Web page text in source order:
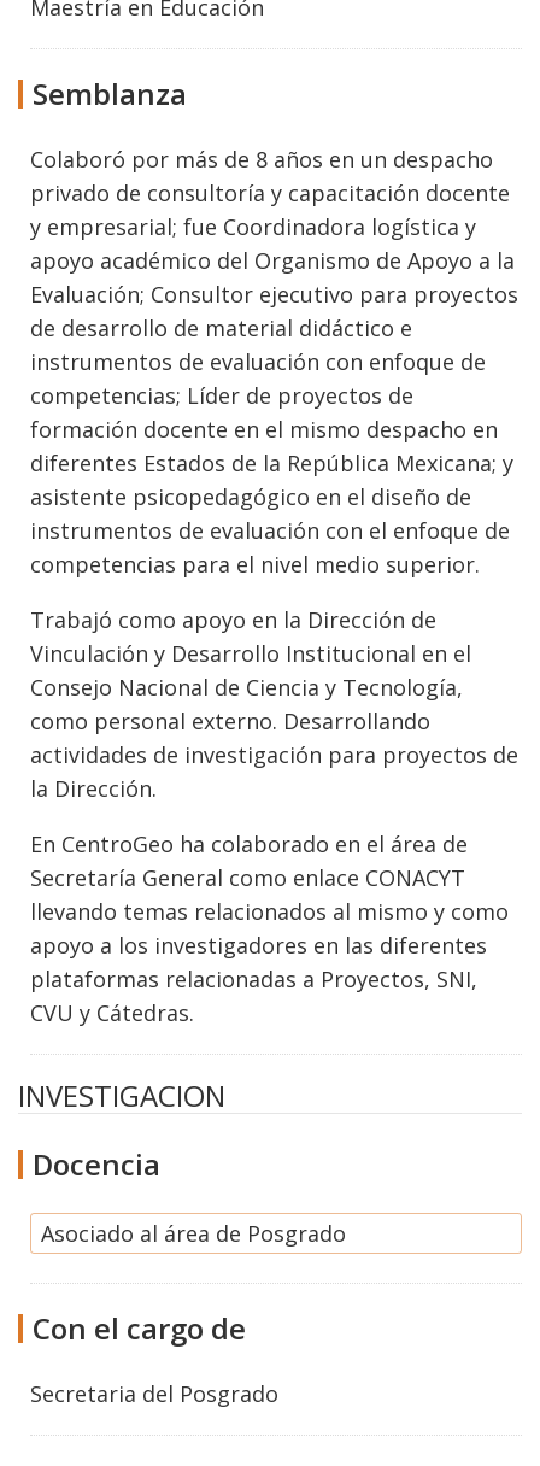
Maestría en Educación
Semblanza
Colaboró por más de 8 años en un despacho
privado de consultoría y capacitación docente
y empresarial; fue Coordinadora logística y
apoyo académico del Organismo de Apoyo a la
Evaluación; Consultor ejecutivo para proyectos
de desarrollo de material didáctico e
instrumentos de evaluación con enfoque de
competencias; Líder de proyectos de
formación docente en el mismo despacho en
diferentes Estados de la República Mexicana; y
asistente psicopedagógico en el diseño de
instrumentos de evaluación con el enfoque de
competencias para el nivel medio superior.
Trabajó como apoyo en la Dirección de
Vinculación y Desarrollo Institucional en el
Consejo Nacional de Ciencia y Tecnología,
como personal externo. Desarrollando
actividades de investigación para proyectos de
la Dirección.
En CentroGeo ha colaborado en el área de
Secretaría General como enlace CONACYT
llevando temas relacionados al mismo y como
apoyo a los investigadores en las diferentes
plataformas relacionadas a Proyectos, SNI,
CVU y Cátedras.
INVESTIGACION
Docencia
Asociado al área de Posgrado
Con el cargo de
Secretaria del Posgrado